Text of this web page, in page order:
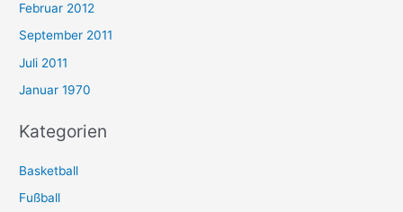
Februar 2012
September 2011
Juli 2011
Januar 1970
Kategorien
Basketball
Fußball